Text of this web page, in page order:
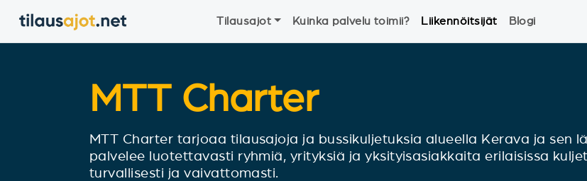
Tilausajot Kuinka palvelu toimii? Liikennöitsijät Blogi
MTT Charter
MTT Charter tarjoaa tilausajoja ja bussikuljetuksia alueella Kerava ja sen
palvelee luotettavasti ryhmiä, yrityksiä ja yksityisasiakkaita erilaisissa
turvallisesti ja vaivattomasti.